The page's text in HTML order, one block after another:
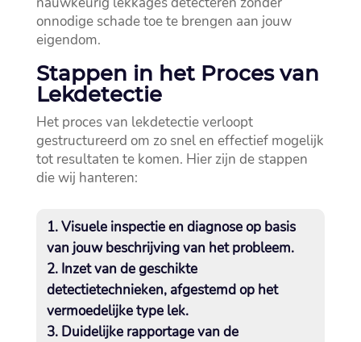
onnodige schade toe te brengen aan jouw
eigendom.​
Stappen in het Proces van
Lekdetectie
Het proces van lekdetectie verloopt
gestructureerd om zo snel en effectief mogelijk
tot resultaten te komen.​ Hier zijn de stappen
die wij hanteren:
Visuele inspectie en diagnose op basis
van jouw beschrijving van het probleem.​
Inzet van de geschikte
detectietechnieken, afgestemd op het
vermoedelijke type lek.​
Duidelijke rapportage van de